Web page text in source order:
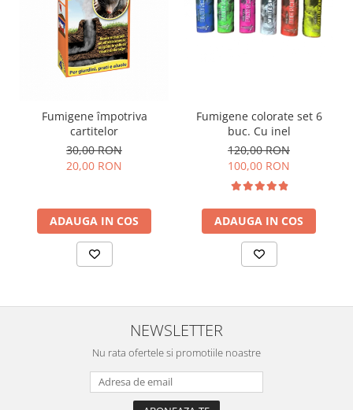
Fumigene împotriva
cartitelor
30,00 RON
20,00 RON
ADAUGA IN COS
Fumigene colorate set 6
buc. Cu inel
120,00 RON
100,00 RON
ADAUGA IN COS
NEWSLETTER
Nu rata ofertele si promotiile noastre